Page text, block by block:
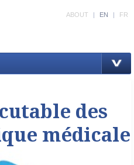
ABOUT | EN | FR
des
médicale